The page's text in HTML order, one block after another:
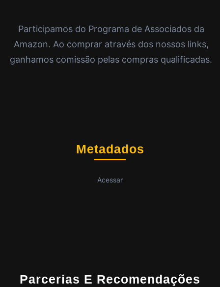
Participamos do Programa de Associados da
Amazon. Ao comprar através dos nossos links,
ganhamos comissão pelas compras qualificadas.
Metadados
Acessar
Parcerias E Recomendações